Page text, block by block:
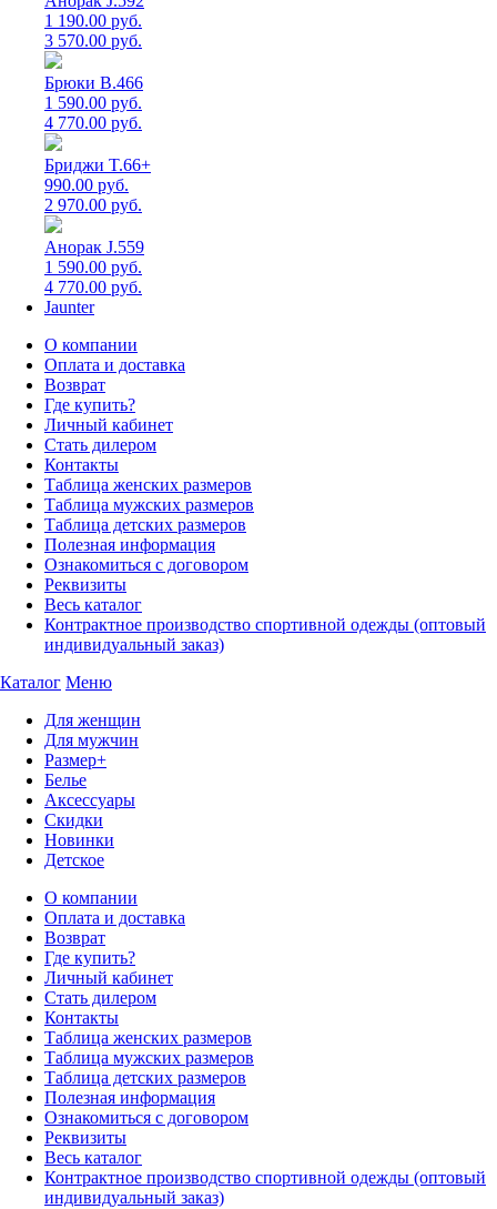
1 190.00 руб.
3 570.00 руб.
Брюки B.466
1 590.00 руб.
4 770.00 руб.
Бриджи T.66+
990.00 руб.
2 970.00 руб.
Анорак J.559
1 590.00 руб.
4 770.00 руб.
Jaunter
О компании
Оплата и доставка
Возврат
Где купить?
Личный кабинет
Стать дилером
Контакты
Таблица женских размеров
Таблица мужских размеров
Таблица детских размеров
Полезная информация
Ознакомиться с договором
Реквизиты
Весь каталог
Контрактное производство спортивной одежды (оптовый
индивидуальный заказ)
Каталог Меню
Для женщин
Для мужчин
Размер+
Белье
Аксессуары
Скидки
Новинки
Детское
О компании
Оплата и доставка
Возврат
Где купить?
Личный кабинет
Стать дилером
Контакты
Таблица женских размеров
Таблица мужских размеров
Таблица детских размеров
Полезная информация
Ознакомиться с договором
Реквизиты
Весь каталог
Контрактное производство спортивной одежды (оптовый
индивидуальный заказ)